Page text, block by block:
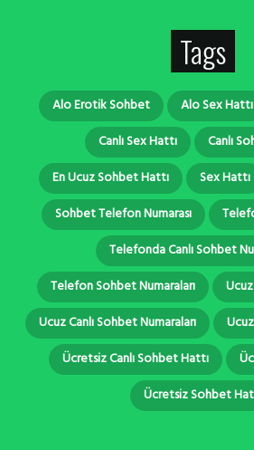
Tags
Alo Erotik Sohbet Alo Sex Hattı
Canlı Sex Hattı
Canlı
En Ucuz Sohbet Hattı
Sex Hattı
Sohbet Telefon Numarası
Telefonda Canlı Sohbet
Telefon Sohbet Numaraları
Ucuz Canlı Sohbet Numaraları
Ücretsiz Canlı Sohbet Hattı
Ücretsiz Sohbet